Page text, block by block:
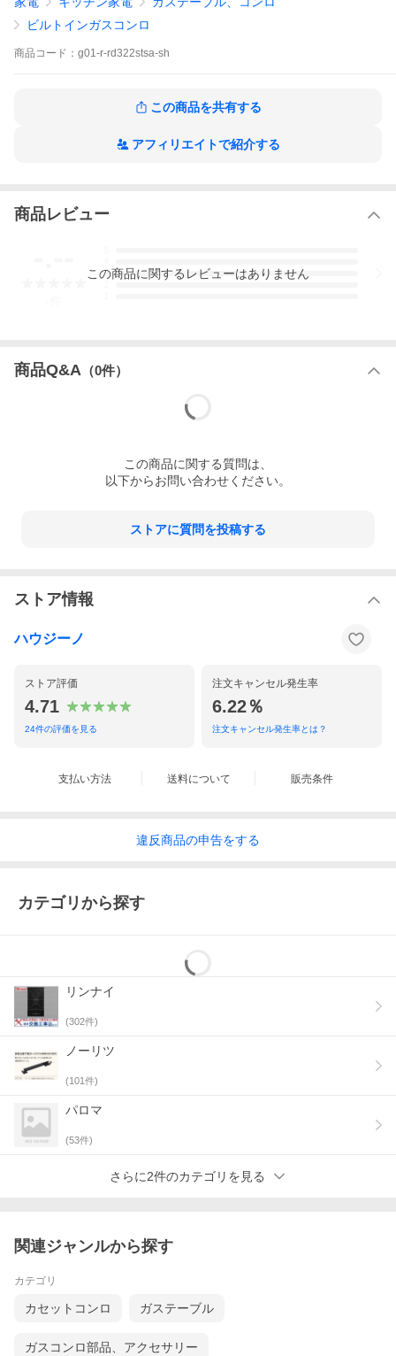
ビルトインガスコンロ
商品 コード： g01-r-rd322stsa-sh
この商品を共有する
アフィリエイトで紹介する
商品レビュー
3
この商品に関するレビューはありません
商品Q&A （0件）
この商品に関する質問は、
以下からお問い合わせください。
ストアに質問を投稿する
ストア情報
ハウジーノ
ストア評価
4.71
24件の評価を見る
注文キャンセル発生率
6.22％
注文キャンセル発生率とは？
支払い方法 送料について 販売条件
違反商品の申告をする
カテゴリから探す
リンナイ
(302件)
ノーリツ
(101件)
パロマ
(53件)
さらに2件のカテゴリを見る
関連ジャンルから探す
カテゴリ
カセットコンロ ガステーブル
ガスコンロ部品、アクセサリー